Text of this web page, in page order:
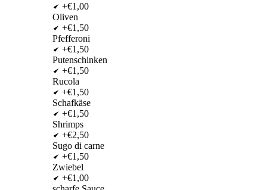
+€1,00
Oliven
+€1,50
Pfefferoni
+€1,50
Putenschinken
+€1,50
Rucola
+€1,50
Schafkäse
+€1,50
Shrimps
+€2,50
Sugo di carne
+€1,50
Zwiebel
+€1,00